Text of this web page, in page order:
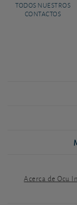
TODOS NUESTROS
CONTACTOS
Acerca de Ocu